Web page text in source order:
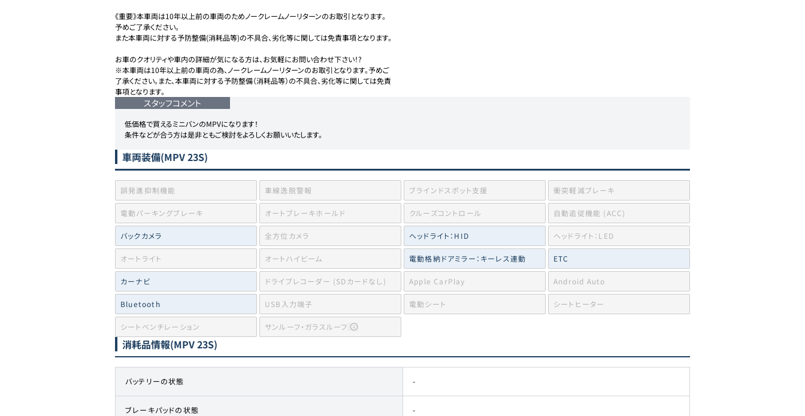
《重要》本車両は10年以上前の車両のためノークレームノーリターンのお取引となります。
予めご了承ください。
また本車両に対する予防整備(消耗品等)の不具合、劣化等に関しては免責事項となります。
お車のクオリティや車内の詳細が気になる方は、お気軽にお問い合わせ下さい！?
※本車両は10年以上前の車両の為、ノークレームノーリターンのお取引となります。予めご
了承ください。また、本車両に対する予防整備（消耗品等）の不具合、劣化等に関しては免責
事項となります。
スタッフコメント
低価格で買えるミニバンのMPVになります！
条件などが合う方は是非ともご検討をよろしくお願いいたします。
車両装備(MPV 23S)
誤発進抑制機能 車線逸脱警報 ブラインドスポット支援 衝突軽減ブレーキ
電動パーキングブレーキ オートブレーキホールド クルーズコントロール 自動追従機能 (ACC)
バックカメラ 全方位カメラ ヘッドライト：HID ヘッドライト：LED
オートライト オートハイビーム 電動格納ドアミラー：キーレス連動 ETC
カーナビ ドライブレコーダー (SDカードなし) Apple CarPlay Android Auto
Bluetooth USB入力端子 電動シート シートヒーター
シートベンチレーション サンルーフ・ガラスルーフ
消耗品情報(MPV 23S)
バッテリーの状態 -
ブレーキパッドの状態 -